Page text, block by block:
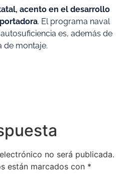
acento en el desarrollo
. El programa naval
es, además de
de montaje.
no será publicada.
están marcados con *